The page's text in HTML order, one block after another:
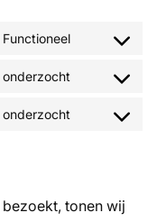
Functioneel Consent
Consent
Consent
tonen wij